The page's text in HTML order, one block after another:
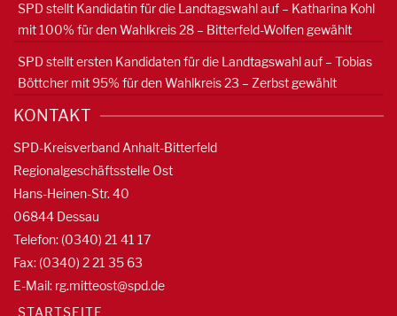
SPD stellt Kandidatin für die Landtagswahl auf – Katharina Kohl
mit 100% für den Wahlkreis 28 – Bitterfeld-Wolfen gewählt
SPD stellt ersten Kandidaten für die Landtagswahl auf – Tobias
Böttcher mit 95% für den Wahlkreis 23 – Zerbst gewählt
KONTAKT
SPD-Kreisverband Anhalt-Bitterfeld
Regionalgeschäftsstelle Ost
Hans-Heinen-Str. 40
06844 Dessau
Telefon: (0340) 21 41 17
Fax: (0340) 2 21 35 63
E-Mail: rg.mitteost@spd.de
STARTSEITE